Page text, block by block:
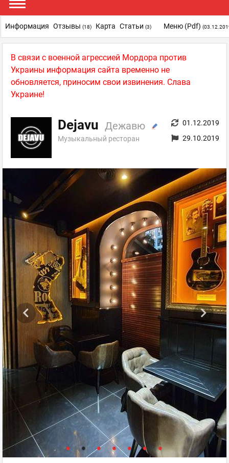
В связи с военной агрессией Мордора против
Украины информация сайта временно не
обновляется, приносим свои извинения. Слава
Украине!
Dejavu Дежавю
Музыкальный ресторан
01.12.2019
29.10.2019
Информация Отзывы (18) Карта Статьи (3) Меню (pdf)